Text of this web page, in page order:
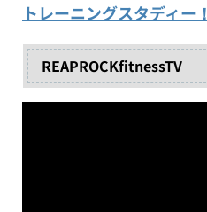
トレーニングスタディー！
REAPROCKfitnessTV